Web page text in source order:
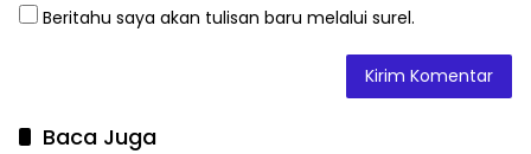
Beritahu saya akan tulisan baru melalui surel.
Baca Juga